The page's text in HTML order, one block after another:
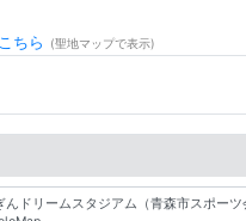
こちら (聖地マップで表示)